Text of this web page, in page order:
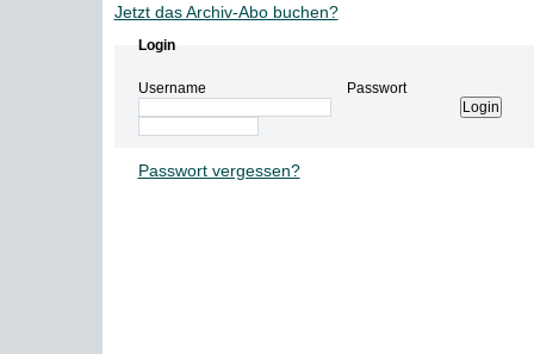
Jetzt das Archiv-Abo buchen?
Login
Username Passwort
Passwort vergessen?